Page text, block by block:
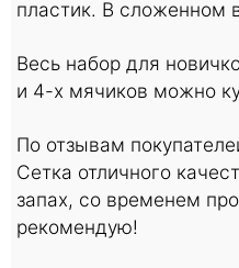
пластик. В сложенном
Весь набор для
и 4-х мячиков можно
По отзывам
Сетка отличного
запах, со временем
рекомендую!